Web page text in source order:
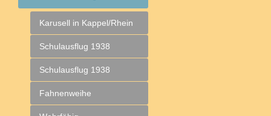
Karusell in Kappel/Rhein
Schulausflug 1938
Schulausflug 1938
Fahnenweihe